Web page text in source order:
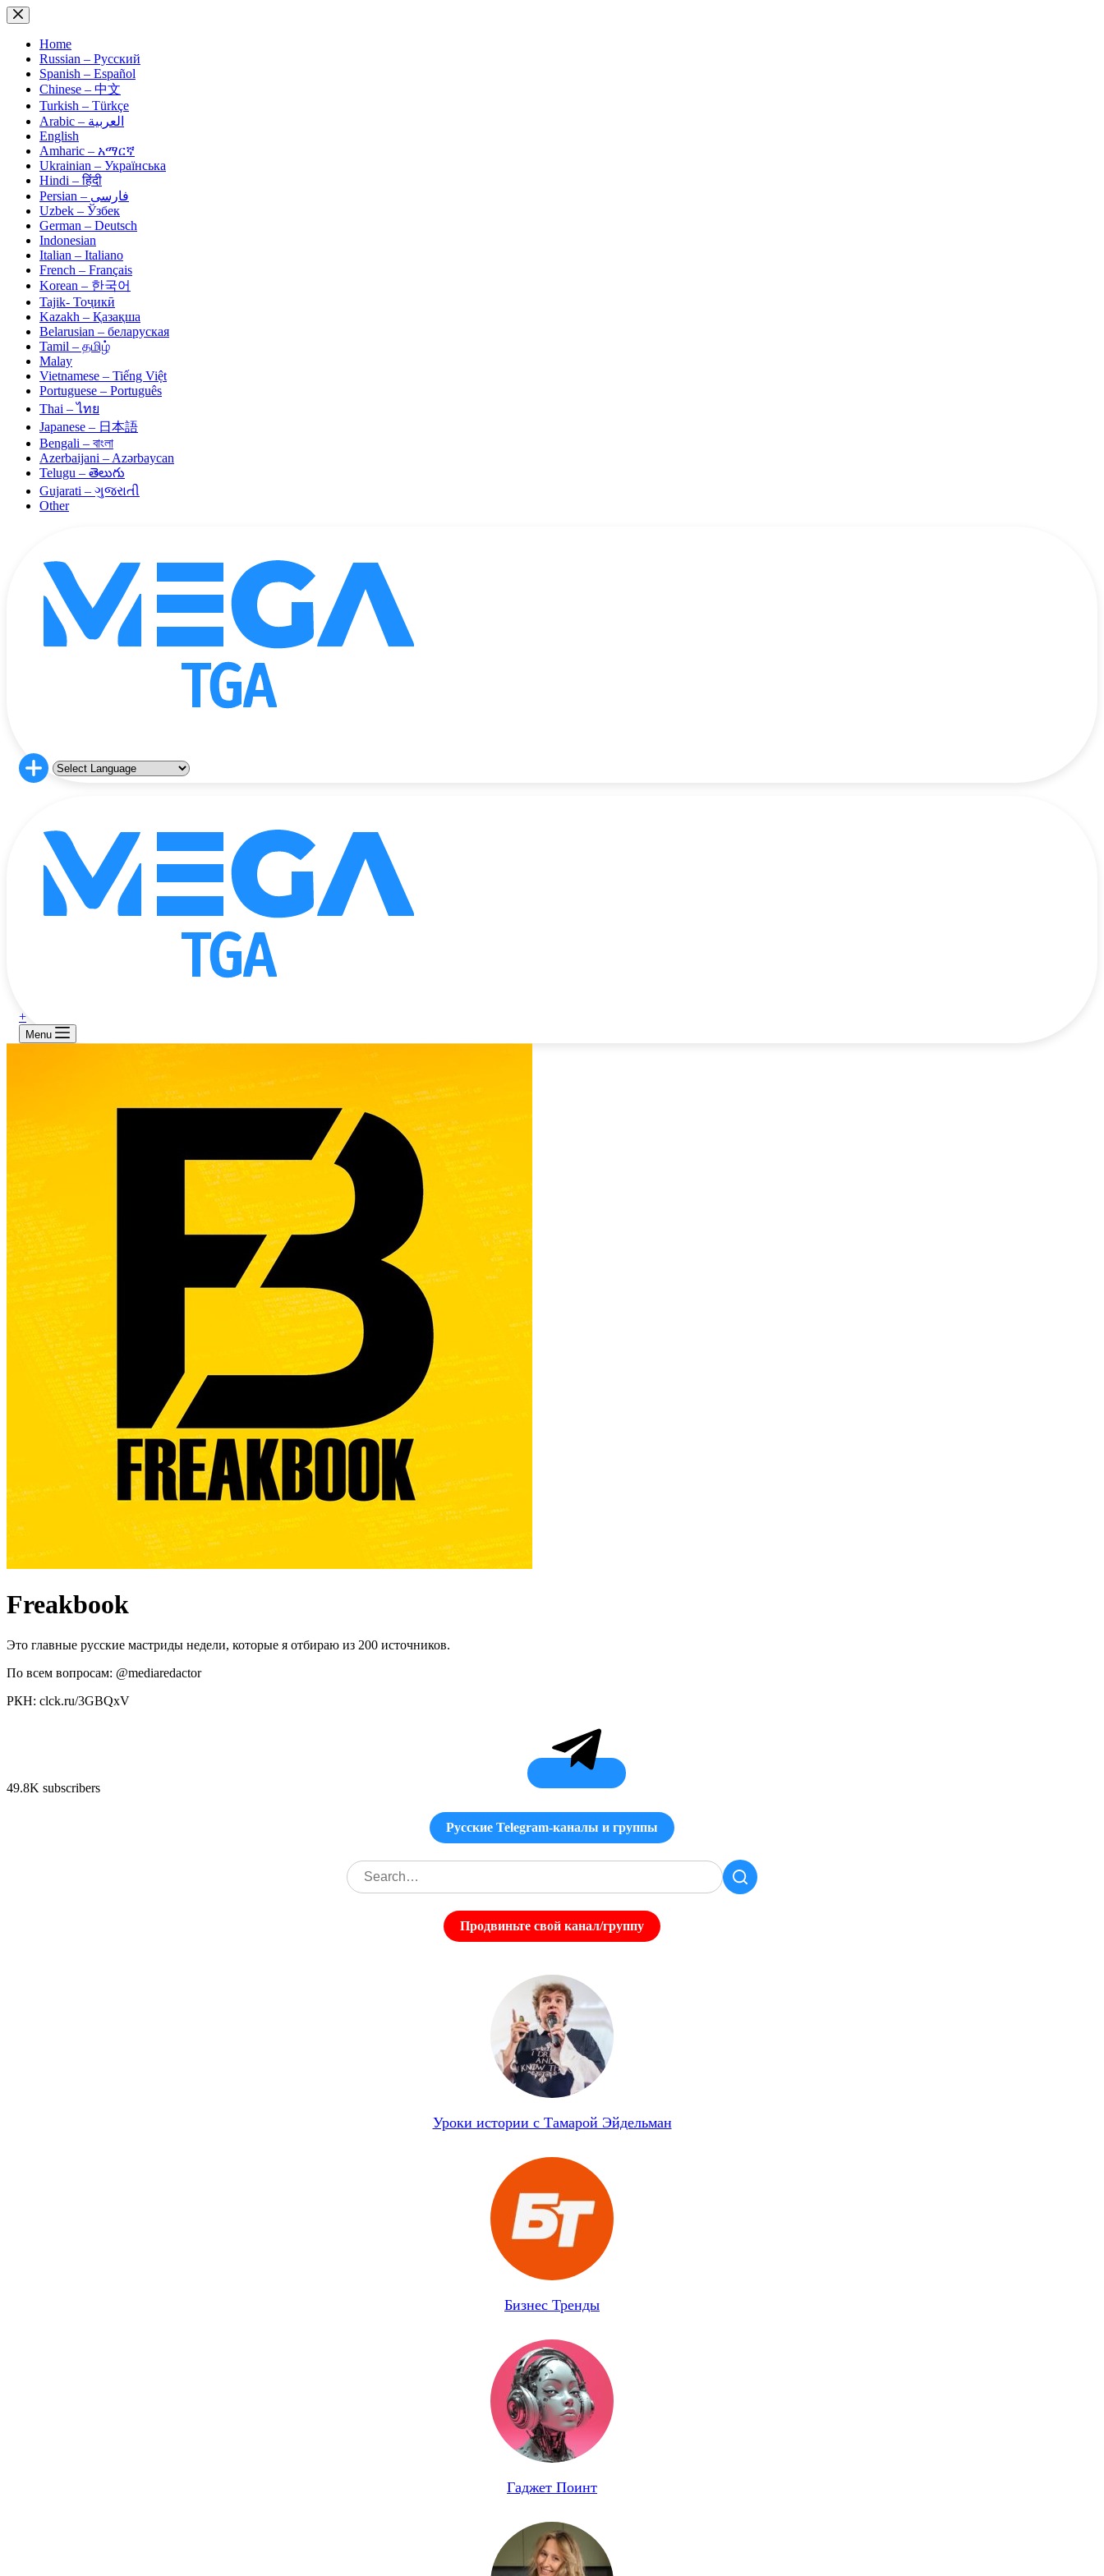
Skip
to
contentHome
Russian – Русский
Spanish – Español
Chinese – 中文
Turkish – Türkçe
Arabic – العربية
English
Amharic – አማርኛ
Ukrainian – Українська
Hindi – हिंदी
Persian – فارسی
Uzbek – Ўзбек
German – Deutsch
Indonesian
Italian – Italiano
French – Français
Korean – 한국어
Tajik- Тоҷикӣ
Kazakh – Қазақша
Belarusian – беларуская
Tamil – தமிழ்
Malay
Vietnamese – Tiếng Việt
Portuguese – Português
Thai – ไทย
Japanese – 日本語
Bengali – বাংলা
Azerbaijani – Azərbaycan
Telugu – తెలుగు
Gujarati – ગુજરાતી
Other
+
Menu
Freakbook
Это главные русские мастриды недели, которые я отбираю из 200 источников.
По всем вопросам: @mediaredactor
РКН: clck.ru/3GBQxV
49.8K subscribers
Русские Telegram-каналы и группы
Продвиньте свой канал/группу
Уроки истории с Тамарой Эйдельман
Бизнес Тренды
Гаджет Поинт